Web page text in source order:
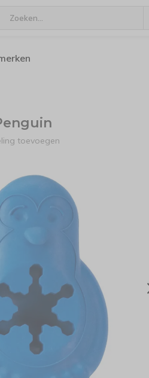
toevoegen